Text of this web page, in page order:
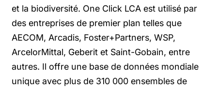
et la biodiversité. One Click LCA est utilisé par
des entreprises de premier plan telles que
AECOM, Arcadis, Foster+Partners, WSP,
ArcelorMittal, Geberit et Saint-Gobain, entre
autres. Il offre une base de données mondiale
unique avec plus de 310 000 ensembles de